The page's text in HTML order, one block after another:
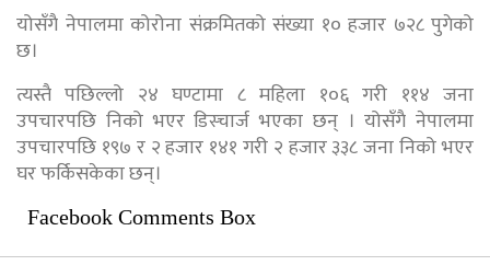
योसँगै नेपालमा कोरोना संक्रमितको संख्या १० हजार ७२८ पुगेको
छ।
त्यस्तै पछिल्लो २४ घण्टामा ८ महिला १०६ गरी ११४ जना
उपचारपछि निको भएर डिस्चार्ज भएका छन् । योसँगै नेपालमा
उपचारपछि १९७ र २ हजार १४१ गरी २ हजार ३३८ जना निको भएर
घर फर्किसकेका छन्।
Facebook Comments Box